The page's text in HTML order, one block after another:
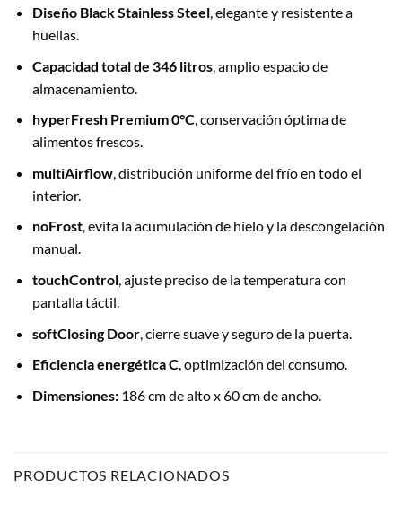
Diseño Black Stainless Steel, elegante y resistente a
huellas.
Capacidad total de 346 litros, amplio espacio de
almacenamiento.
hyperFresh Premium 0°C, conservación óptima de
alimentos frescos.
multiAirflow, distribución uniforme del frío en todo el
interior.
noFrost, evita la acumulación de hielo y la descongelación
manual.
touchControl, ajuste preciso de la temperatura con
pantalla táctil.
softClosing Door, cierre suave y seguro de la puerta.
Eficiencia energética C, optimización del consumo.
Dimensiones:186 cm de alto x 60 cm de ancho.
PRODUCTOS RELACIONADOS